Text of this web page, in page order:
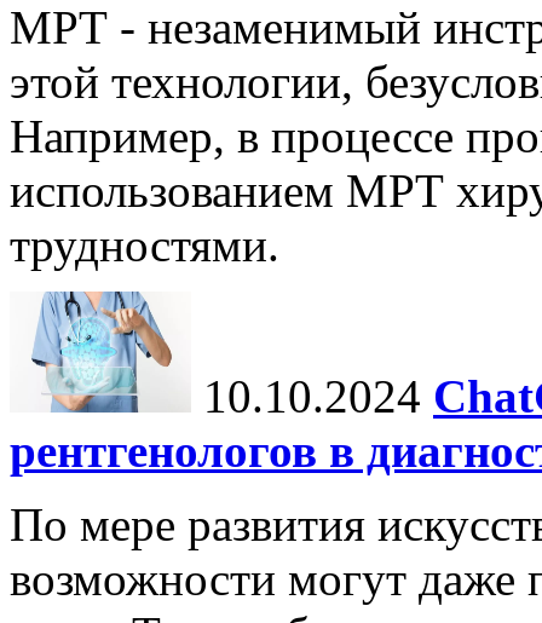
МРТ - незаменимый
этой технологии,
Например, в процессе
использованием МРТ
трудностями.
10.10.2024
рентгенологов в
По мере развития
возможности могут даже